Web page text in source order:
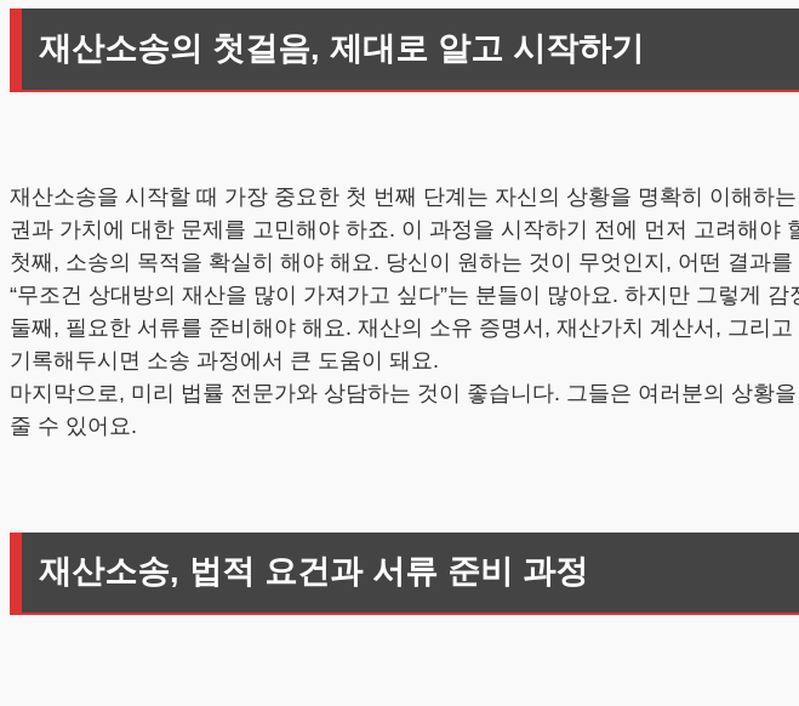
재산소송의 첫걸음, 제대로 알고 시작하기
재산소송을 시작할 때 가장 중요한 첫 번째 단계는 자신의 상황을 명확히 이해하
권과 가치에 대한 문제를 고민해야 하죠. 이 과정을 시작하기 전에 먼저 고려해야
첫째, 소송의 목적을 확실히 해야 해요. 당신이 원하는 것이 무엇인지, 어떤 결과
“무조건 상대방의 재산을 많이 가져가고 싶다”는 분들이 많아요. 하지만 그렇게
둘째, 필요한 서류를 준비해야 해요. 재산의 소유 증명서, 재산가치 계산서, 그리
기록해두시면 소송 과정에서 큰 도움이 돼요.
마지막으로, 미리 법률 전문가와 상담하는 것이 좋습니다. 그들은 여러분의 상황
줄 수 있어요.
재산소송, 법적 요건과 서류 준비 과정